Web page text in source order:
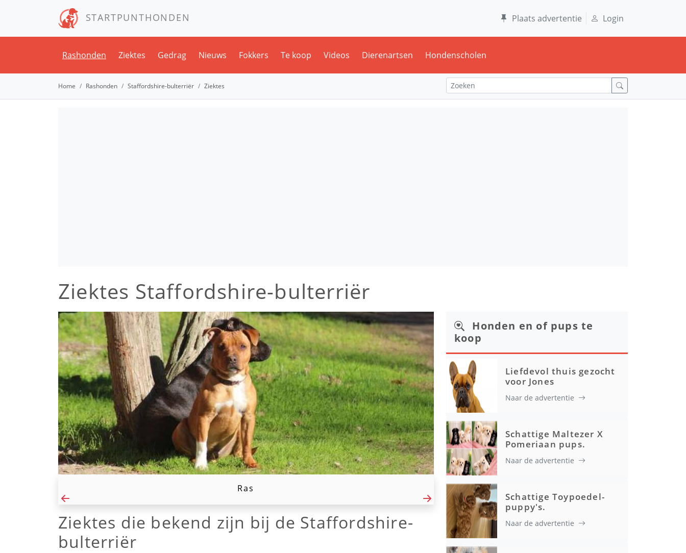
STARTPUNTHONDEN Plaats advertentie Login
Rashonden Ziektes Gedrag Nieuws Fokkers Te koop Videos Dierenartsen Hondenscholen
Home Rashonden Staffordshire-bulterriër Ziektes
Ziektes Staffordshire-bulterriër
Ras
Ziektes die bekend zijn bij de Staffordshire-
bulterriër
Honden en of pups te
koop
Liefdevol thuis gezocht
voor Jones
Naar de advertentie
Schattige Maltezer X
Pomeriaan pups.
Naar de advertentie
Schattige Toypoedel-
puppy's.
Naar de advertentie